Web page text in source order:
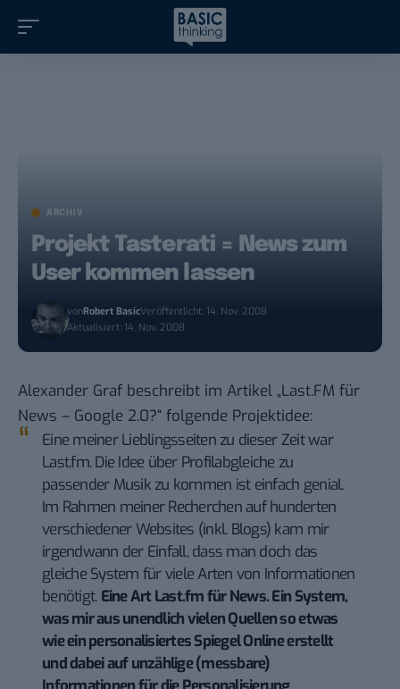
ARCHIV
Projekt Tasterati = News zum
User kommen lassen
vonRobert BasicVeröffentlicht: 14. Nov. 2008
Aktualisiert: 14. Nov. 2008
Alexander Graf beschreibt im Artikel „Last.FM für
News – Google 2.0?“ folgende Projektidee:
Eine meiner Lieblingsseiten zu dieser Zeit war
Last.fm. Die Idee über Profilabgleiche zu
passender Musik zu kommen ist einfach genial.
Im Rahmen meiner Recherchen auf hunderten
verschiedener Websites (inkl. Blogs) kam mir
irgendwann der Einfall, dass man doch das
gleiche System für viele Arten von Informationen
benötigt. Eine Art Last.fm für News. Ein System,
was mir aus unendlich vielen Quellen so etwas
wie ein personalisiertes Spiegel Online erstellt
und dabei auf unzählige (messbare)